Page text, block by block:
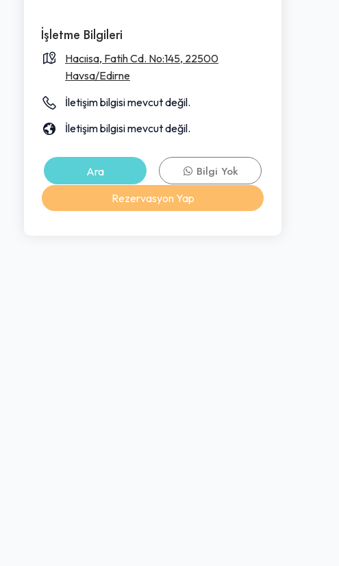
İşletme Bilgileri
Hacıisa, Fatih Cd. No:145, 22500
Havsa/Edirne
İletişim bilgisi mevcut değil.
İletişim bilgisi mevcut değil.
Ara
Bilgi Yok
Rezervasyon Yap